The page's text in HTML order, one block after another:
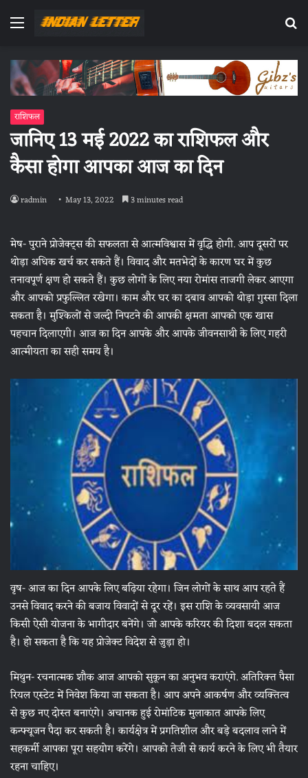
Menu
राशिफल
जानिए 13 मई 2022 का राशिफल और
कैसा होगा आपका आज का दिन
radmin May 13, 2022 3 minutes read
मेष- पुराने प्रोजेक्ट्स की सफलता से आत्मविश्वास में वृद्धि होगी. आप दूसरों पर
थोड़ा अधिक खर्च कर सकते हैं। विवाद और मतभेदों के कारण घर में कुछ
तनावपूर्ण क्षण हो सकते हैं। कुछ लोगों के लिए नया रोमांस ताजगी लेकर आएगा
और आपको प्रफुल्लित रखेगा। काम और घर का दबाव आपको थोड़ा गुस्सा दिला
सकता है। मुश्किलों से जल्दी निपटने की आपकी क्षमता आपको एक खास
पहचान दिलाएगी। आज का दिन आपके और आपके जीवनसाथी के लिए गहरी
आत्मीयता का सही समय है।
वृष- आज का दिन आपके लिए बढ़िया रहेगा। जिन लोगों के साथ आप रहते हैं
उनसे विवाद करने की बजाय विवादों से दूर रहें। इस राशि के व्यवसायी आज
किसी ऐसी योजना के भागीदार बनेंगे। जो आपके करियर की दिशा बदल सकता
है। हो सकता है कि यह प्रोजेक्ट विदेश से जुड़ा हो।
मिथुन- रचनात्मक शौक आज आपको सुकून का अनुभव कराएंगे. अतिरिक्त पैसा
रियल एस्टेट में निवेश किया जा सकता है। आप अपने आकर्षण और व्यक्तित्व
से कुछ नए दोस्त बनाएंगे। अचानक हुई रोमांटिक मुलाकात आपके लिए
कन्फ्यूजन पैदा कर सकती है। कार्यक्षेत्र में प्रगतिशील और बड़े बदलाव लाने में
सहकर्मी आपका पूरा सहयोग करेंगे। आपको तेजी से कार्य करने के लिए भी तैयार
रहना चाहिए।